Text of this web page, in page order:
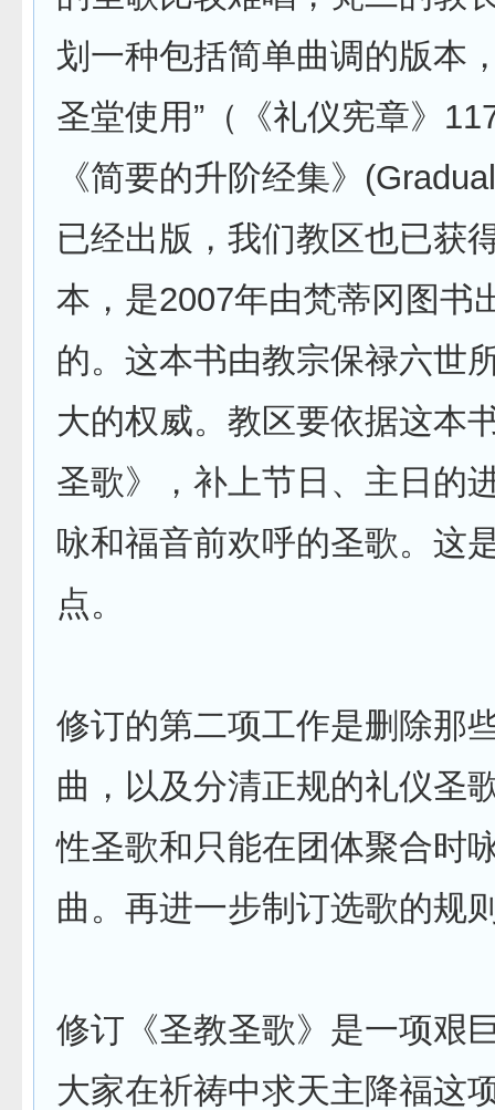
划一种包括简单曲调的版本
圣堂使用”（《礼仪宪章》
《简要的升阶经集》
已经出版，我们教区也已获
本，是2007年由梵蒂冈图书
的。这本书由教宗保禄六世
大的权威。教区要依据这本
圣歌》，补上节日、主日的
咏和福音前欢呼的圣歌。这
点。
修订的第二项工作是删除那
曲，以及分清正规的礼仪圣
性圣歌和只能在团体聚合时
曲。再进一步制订选歌的规
修订《圣教圣歌》是一项艰
大家在祈祷中求天主降福这